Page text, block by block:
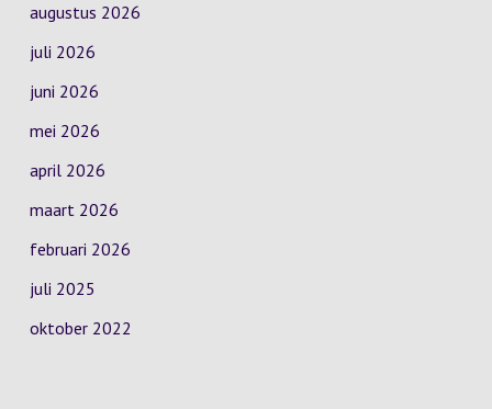
augustus 2026
juli 2026
juni 2026
mei 2026
april 2026
maart 2026
februari 2026
juli 2025
oktober 2022